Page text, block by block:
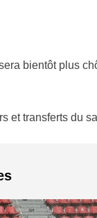
bientôt plus
et transferts du